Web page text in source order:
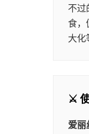
不过
食，
大化
⚔️
爱丽